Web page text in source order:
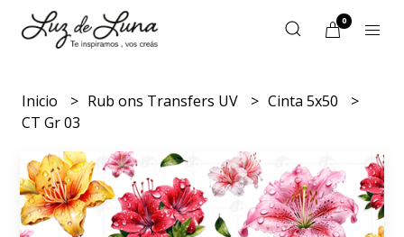
0
Inicio Rub ons Transfers UV
Cinta 5x50
CT Gr 03